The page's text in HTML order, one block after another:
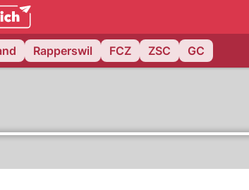
Rapperswil FCZ ZSC GC